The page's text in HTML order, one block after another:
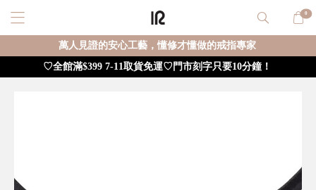
0
萬人見證的安心工藝，懂修才懂做的戒指專家
♡全館滿$399 7-11取貨免運♡門市刻字只要10分鐘！